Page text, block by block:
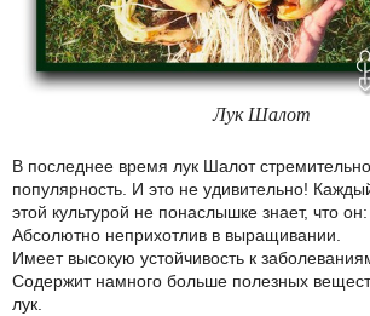
Лук Шалот
В последнее время лук Шалот
популярность. И это не удивительно!
этой культурой не понаслышке знает, что он:
Абсолютно неприхотлив в выращивании.
Имеет высокую устойчивость к
Содержит намного больше полезных
лук.